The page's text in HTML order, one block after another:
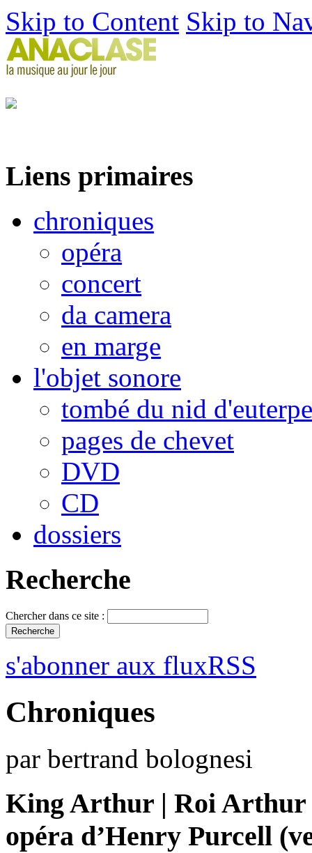
Skip to Content Skip to
Liens primaires
chroniques
opéra
concert
da camera
en marge
l'objet sonore
tombé du nid d'euterpe
pages de chevet
DVD
CD
dossiers
Recherche
Chercher dans ce site :
s'abonner aux fluxRSS
Chroniques
par bertrand bolognesi
King Arthur | Roi Arthur
opéra d’Henry Purcell